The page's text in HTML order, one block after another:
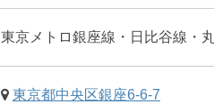
東京メトロ銀座線・日比谷線・
東京都中央区銀座6-6-7